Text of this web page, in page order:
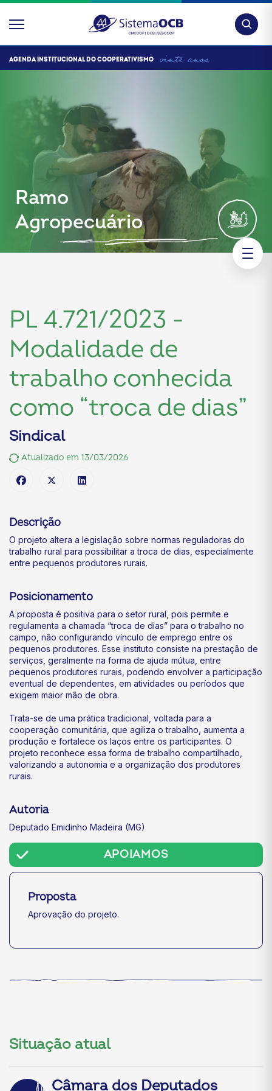
AGENDA INSTITUCIONAL DO COOPERATIVISMO
Ramo
Agropecuário
PL 4.721/2023 -
Modalidade de
trabalho conhecida
como “troca de dias”
Sindical
Atualizado em 13/03/2026
Descrição
O projeto altera a legislação sobre normas reguladoras do
trabalho rural para possibilitar a troca de dias, especialmente
entre pequenos produtores rurais.
Posicionamento
A proposta é positiva para o setor rural, pois permite e
regulamenta a chamada “troca de dias” para o trabalho no
campo, não configurando vínculo de emprego entre os
pequenos produtores. Esse instituto consiste na prestação de
serviços, geralmente na forma de ajuda mútua, entre
pequenos produtores rurais, podendo envolver a participação
eventual de dependentes, em atividades ou períodos que
exigem maior mão de obra.
Trata-se de uma prática tradicional, voltada para a
cooperação comunitária, que agiliza o trabalho, aumenta a
produção e fortalece os laços entre os participantes. O
projeto reconhece essa forma de trabalho compartilhado,
valorizando a autonomia e a organização dos produtores
rurais.
Autoria
Deputado Emidinho Madeira (MG)
APOIAMOS
Proposta
Aprovação do projeto.
Situação atual
Câmara dos Deputados